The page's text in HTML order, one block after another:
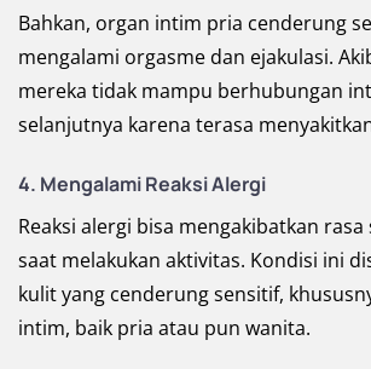
Bahkan, organ intim pria cenderung
mengalami orgasme dan ejakulasi.
mereka tidak mampu berhubungan
selanjutnya karena terasa
4. Mengalami Reaksi Alergi
Reaksi alergi bisa mengakibatkan
saat melakukan aktivitas. Kondisi ini
kulit yang cenderung sensitif,
intim, baik pria atau pun wanita.